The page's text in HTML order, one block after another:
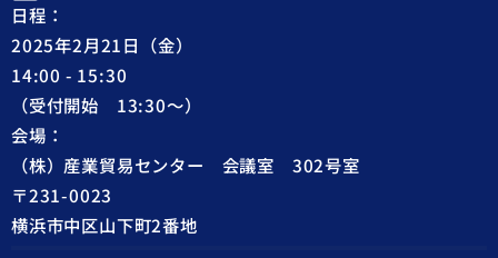
日程：
2025年2月21日（金）
14:00 - 15:30
（受付開始 13:30～）
会場：
（株）産業貿易センター 会議室 302号室
〒231-0023
横浜市中区山下町2番地